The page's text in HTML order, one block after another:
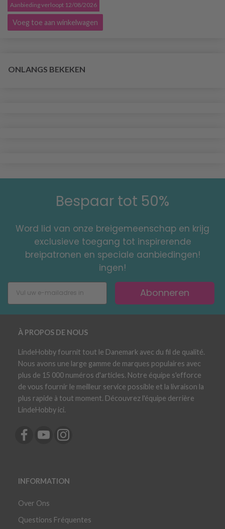
Aanbieding verloopt 12/08/2026
Voeg toe aan winkelwagen
ONLANGS BEKEKEN
Bespaar tot 50%
Word lid van onze breigemeenschap en krijg
exclusieve toegang tot inspirerende
breipatronen en speciale aanbiedingen!
ingen!
Abonneren
À PROPOS DE NOUS
LindeHobby fournit tout le Danemark avec du fil de qualité.
Nous avons une large gamme de marques populaires avec
plus de 15 000 numéros d'articles. Notre équipe s'efforce
de vous fournir le meilleur service possible et la livraison la
plus rapide à tout moment. Découvrez l'équipe derrière
LindeHobby ici.
INFORMATION
Over Ons
Questions Fréquentes